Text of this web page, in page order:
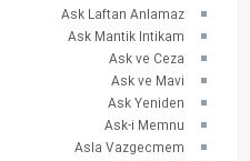
Ask Laftan Anlamaz
Ask Mantik Intikam
Ask ve Ceza
Ask ve Mavi
Ask Yeniden
Ask-i Memnu
Asla Vazgecmem